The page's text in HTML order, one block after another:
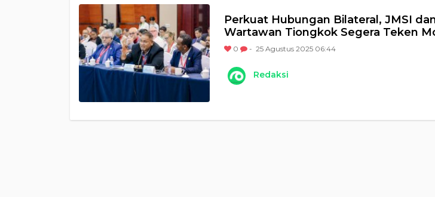
Perkuat Hubungan Bilateral, JMSI
Wartawan Tiongkok Segera Teken
0 - 25 Agustus 2025 06:44
Redaksi